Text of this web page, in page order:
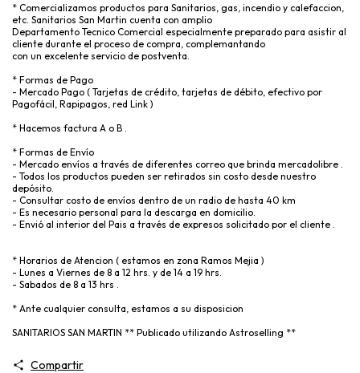
* Comercializamos productos para Sanitarios, gas, incendio y calefaccion,
etc. Sanitarios San Martin cuenta con amplio
Departamento Tecnico Comercial especialmente preparado para asistir al
cliente durante el proceso de compra, complemantando
con un excelente servicio de postventa.
* Formas de Pago
- Mercado Pago ( Tarjetas de crédito, tarjetas de débito, efectivo por
Pagofácil, Rapipagos, red Link )
* Hacemos factura A o B .
* Formas de Envío
- Mercado envíos a través de diferentes correo que brinda mercadolibre .
- Todos los productos pueden ser retirados sin costo desde nuestro
depósito.
- Consultar costo de envíos dentro de un radio de hasta 40 km
- Es necesario personal para la descarga en domicilio.
- Envió al interior del Pais a través de expresos solicitado por el cliente .
* Horarios de Atencion ( estamos en zona Ramos Mejia )
- Lunes a Viernes de 8 a 12 hrs. y de 14 a 19 hrs.
- Sabados de 8 a 13 hrs .
* Ante cualquier consulta, estamos a su disposicion
SANITARIOS SAN MARTIN ** Publicado utilizando Astroselling **
Compartir